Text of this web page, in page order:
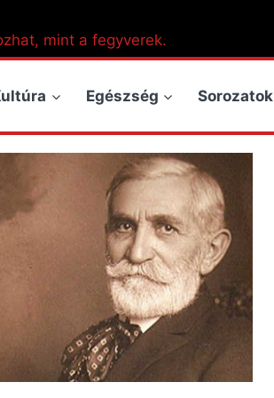
mint a fegyverek.
Egészség Sorozatok